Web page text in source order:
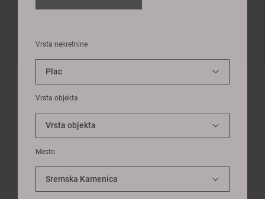
Vrsta nekretnine
Vrsta objekta
Mesto